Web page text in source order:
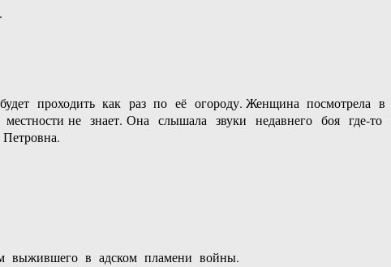
проходить как раз по её огороду. Женщина посмотрела
не знает. Она слышала звуки недавнего боя где-то
выжившего в адском пламени войны.